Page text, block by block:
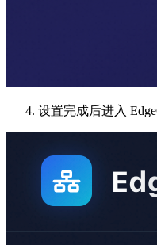
设置完成后进入